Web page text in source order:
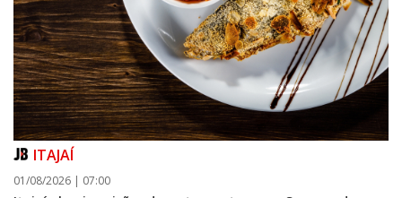
ITAJAÍ
01/08/2026 | 07:00